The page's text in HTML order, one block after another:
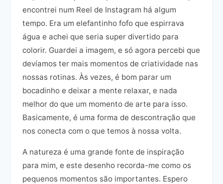
encontrei num Reel de Instagram há algum
tempo. Era um elefantinho fofo que espirrava
água e achei que seria super divertido para
colorir. Guardei a imagem, e só agora percebi que
devíamos ter mais momentos de criatividade nas
nossas rotinas. Às vezes, é bom parar um
bocadinho e deixar a mente relaxar, e nada
melhor do que um momento de arte para isso.
Basicamente, é uma forma de descontração que
nos conecta com o que temos à nossa volta.
A natureza é uma grande fonte de inspiração
para mim, e este desenho recorda-me como os
pequenos momentos são importantes. Espero